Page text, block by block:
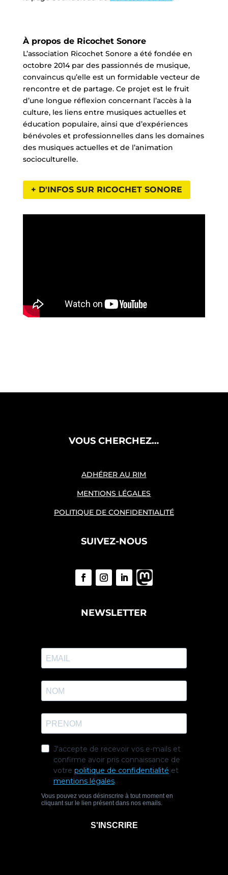
À propos de Ricochet Sonore
L’association Ricochet Sonore a été fondée en
octobre 2014 par des passionnés de musique,
convaincus qu’elle est un formidable vecteur de
rencontre et de partage. Ce projet est le fruit
d’une longue réflexion concernant l’accès à la
culture, les liens entre musiques actuelles et
éducation populaire, ainsi que d’expériences
bénévoles et professionnelles dans les domaines
des musiques actuelles et de l’animation
socioculturelle.
+ D'INFOS SUR RICOCHET SONORE
VOUS CHERCHEZ…
ADHÉRER AU RIM
MENTIONS LÉGALES
POLITIQUE DE CONFIDENTIALITÉ
SUIVEZ-NOUS
NEWSLETTER